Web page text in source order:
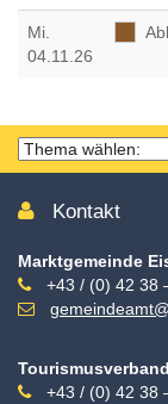
Mi.
04.11.26
Thema
wählen
Kontakt
Marktgemeinde
+43 / (0) 42 38
+43 / (0) 42 38